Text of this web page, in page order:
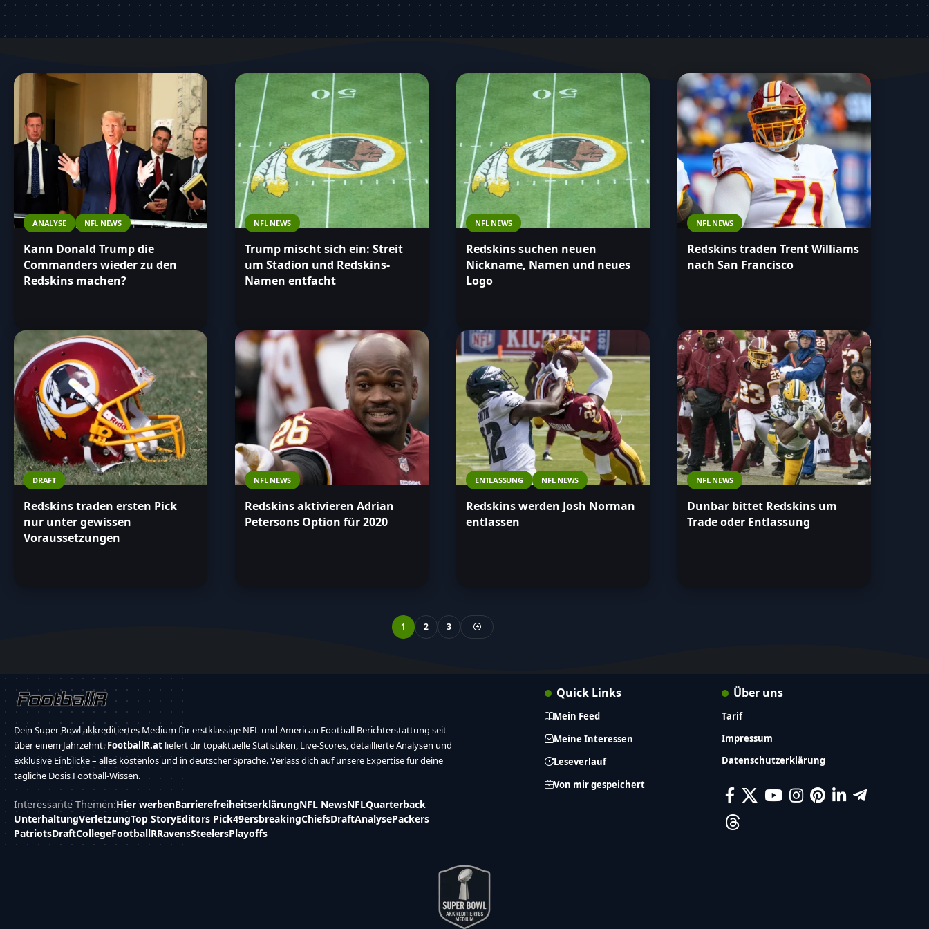
Durchstöbere unsere Sammlung und bleibe stets informiert über alles, was die
Redskins betrifft.
ANALYSE NFL NEWS
Kann Donald Trump die
Commanders wieder zu den
Redskins machen?
NFL NEWS
Trump mischt sich ein: Streit
um Stadion und Redskins-
Namen entfacht
NFL NEWS
Redskins suchen neuen
Nickname, Namen und neues
Logo
NFL NEWS
Redskins traden Trent Williams
nach San Francisco
DRAFT
Redskins traden ersten Pick
nur unter gewissen
Voraussetzungen
NFL NEWS
Redskins aktivieren Adrian
Petersons Option für 2020
ENTLASSUNG NFL NEWS
Redskins werden Josh Norman
entlassen
NFL NEWS
Dunbar bittet Redskins um
Trade oder Entlassung
1 2 3
Dein Super Bowl akkreditiertes Medium für erstklassige NFL und American Football Berichterstattung seit
über einem Jahrzehnt.FootballR.at liefert dir topaktuelle Statistiken, Live-Scores, detaillierte Analysen und
exklusive Einblicke – alles kostenlos und in deutscher Sprache. Verlass dich auf unsere Expertise für deine
tägliche Dosis Football-Wissen.
Interessante Themen:Hier werbenBarrierefreiheitserklärungNFL NewsNFLQuarterback
UnterhaltungVerletzungTop StoryEditors Pick49ersbreakingChiefsDraftAnalysePackers
PatriotsDraftCollegeFootballRRavensSteelersPlayoffs
Quick Links
Mein Feed
Meine Interessen
Leseverlauf
Von mir gespeichert
Über uns
Tarif
Impressum
Datenschutzerklärung